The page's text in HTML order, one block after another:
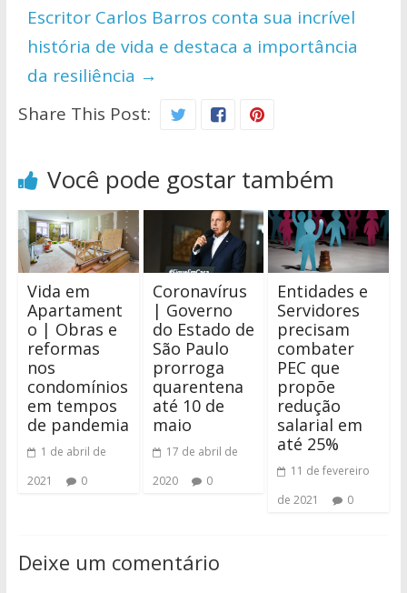
Escritor Carlos Barros conta sua incrível
história de vida e destaca a importância
da resiliência →
Share This Post:
Você pode gostar também
Vida em
Apartament
o | Obras e
reformas
nos
condomínios
em tempos
de pandemia
1 de abril de
2021
0
Coronavírus
| Governo
do Estado de
São Paulo
prorroga
quarentena
até 10 de
maio
17 de abril de
2020
0
Entidades e
Servidores
precisam
combater
PEC que
propõe
redução
salarial em
até 25%
11 de fevereiro
de 2021
0
Deixe um comentário